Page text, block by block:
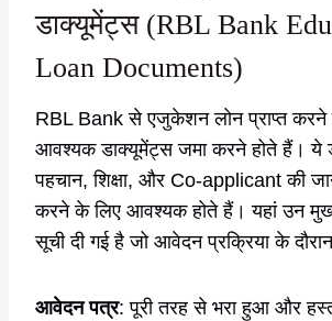
डाक्यूमेंट्स (RBL Bank
Loan Documents)
RBL Bank से एजुकेशन लोन प्राप्त
आवश्यक डाक्यूमेंट्स जमा करने होते हैं। ये
पहचान, शिक्षा, और Co-applicant की
करने के लिए आवश्यक होते हैं। यहां उन
सूची दी गई है जो आवेदन प्रक्रिया के
आवेदन पत्र: पूरी तरह से भरा हुआ और